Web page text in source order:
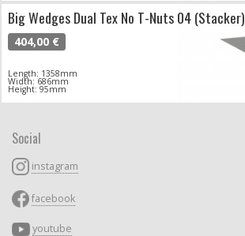
Big Wedges Dual Tex No T-Nuts 04 (Stacker)
404,00 €
Length: 1358mm
Width: 686mm
Height: 95mm
Social
instagram
facebook
youtube